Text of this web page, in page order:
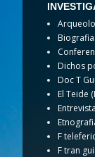
Dichos
Doc T
El Teide
F
F tran